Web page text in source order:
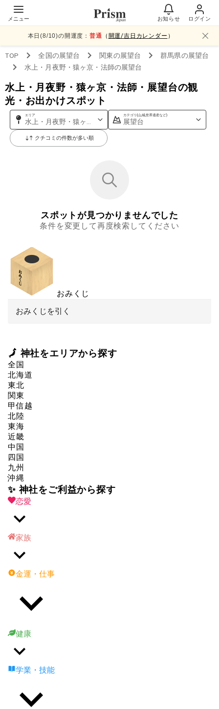
メニュー お知らせ ログイン
本日(8/10)の開運度：普通 （ 開運/吉日カレンダー ）
TOP 全国の展望台 関東の展望台 群馬県の展望台
水上・月夜野・猿ヶ京・法師の展望台
水上・月夜野・猿ヶ京・法師・展望台の観
光・お出かけスポット
エリア
水上・月夜野・猿ヶ京・法師
カテゴリ(山,城,世界遺産など)
展望台
クチコミの件数が多い順
スポットが見つかりませんでした
条件を変更して再度検索してください
おみくじ
おみくじを引く
🗾 神社をエリアから探す
全国
北海道
東北
関東
甲信越
北陸
東海
近畿
中国
四国
九州
沖縄
✨ 神社をご利益から探す
恋愛
家族
金運・仕事
健康
学業・技能